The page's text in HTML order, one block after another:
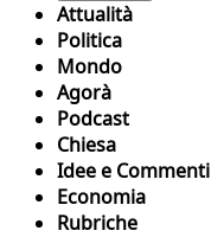
Attualità
Politica
Mondo
Agorà
Podcast
Chiesa
Idee e Commenti
Economia
Rubriche